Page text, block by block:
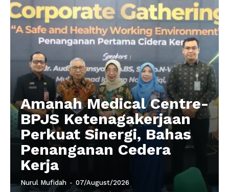
Amanah Medical Centre-
BPJS Ketenagakerjaan
Perkuat Sinergi, Bahas
Penanganan Cedera
Kerja
Nurul Mufidah - 07/August/2026